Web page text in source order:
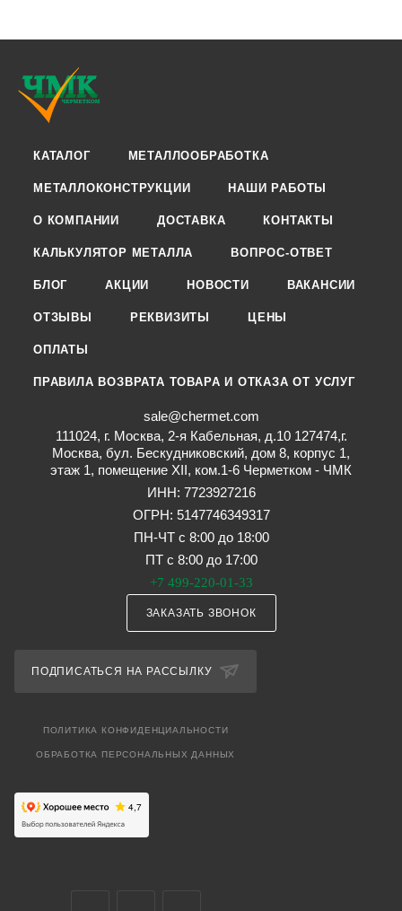
КАТАЛОГ МЕТАЛЛООБРАБОТКА
МЕТАЛЛОКОНСТРУКЦИИ НАШИ РАБОТЫ
О КОМПАНИИ ДОСТАВКА КОНТАКТЫ
КАЛЬКУЛЯТОР МЕТАЛЛА ВОПРОС-ОТВЕТ
БЛОГ АКЦИИ НОВОСТИ ВАКАНСИИ
ОТЗЫВЫ РЕКВИЗИТЫ ЦЕНЫ
ОПЛАТЫ
ПРАВИЛА ВОЗВРАТА ТОВАРА И ОТКАЗА ОТ УСЛУГ
sale@chermet.com
111024, г. Москва, 2-я Кабельная, д.10 127474,г.
Москва, бул. Бескудниковский, дом 8, корпус 1,
этаж 1, помещение XII, ком.1-6 Черметком - ЧМК
ИНН: 7723927216
ОГРН: 5147746349317
ПН-ЧТ с 8:00 до 18:00
ПТ с 8:00 до 17:00
+7 499-220-01-33
ЗАКАЗАТЬ ЗВОНОК
ПОДПИСАТЬСЯ НА РАССЫЛКУ
ПОЛИТИКА КОНФИДЕНЦИАЛЬНОСТИ
ОБРАБОТКА ПЕРСОНАЛЬНЫХ ДАННЫХ